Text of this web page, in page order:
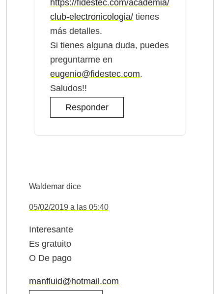
https://fidestec.com/academia/
club-electronicologia/ tienes
más detalles.
Si tienes alguna duda, puedes
preguntarme en
eugenio@fidestec.com.
Saludos!!
Responder
Waldemar dice
05/02/2019 a las 05:40
Interesante
Es gratuito
O De pago
manfluid@hotmail.com